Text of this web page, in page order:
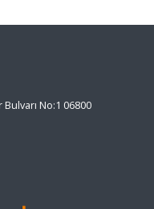
No:1 06800